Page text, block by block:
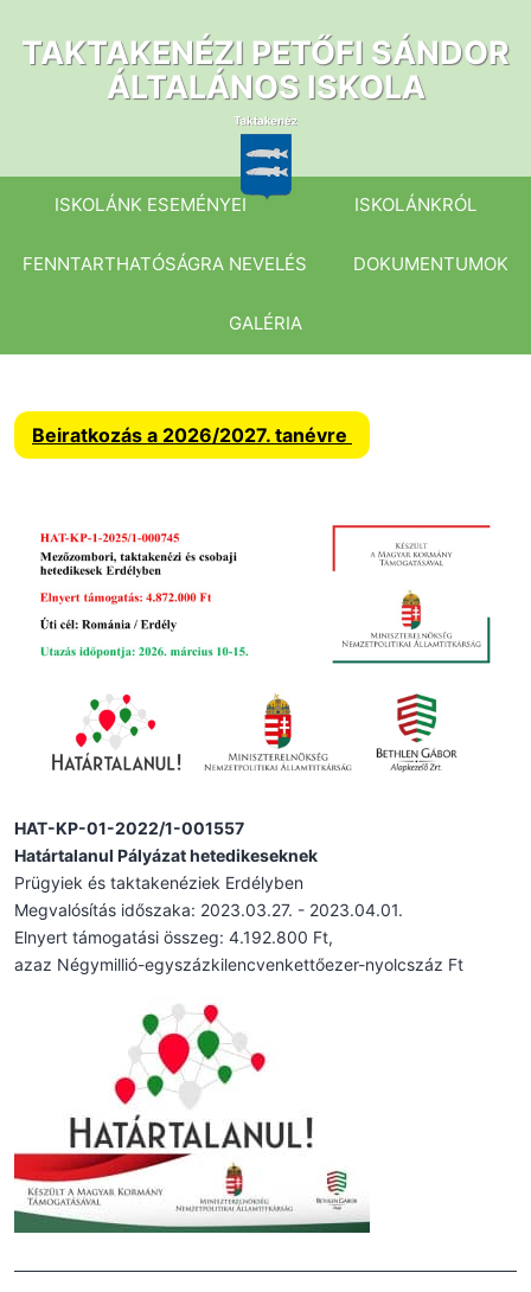
tartalomhoz
TAKTAKENÉZI PETŐFI SÁNDOR
ÁLTALÁNOS ISKOLA
ISKOLÁNK ESEMÉNYEI ISKOLÁNKRÓL
FENNTARTHATÓSÁGRA NEVELÉS DOKUMENTUMOK
GALÉRIA
Beiratkozás a 2026/2027. tanévre
HAT-KP-01-2022/1-001557
Határtalanul Pályázat hetedikeseknek
Prügyiek és taktakenéziek Erdélyben
Megvalósítás időszaka: 2023.03.27. - 2023.04.01.
Elnyert támogatási összeg: 4.192.800 Ft,
azaz Négymillió-egyszázkilencvenkettőezer-nyolcszáz Ft